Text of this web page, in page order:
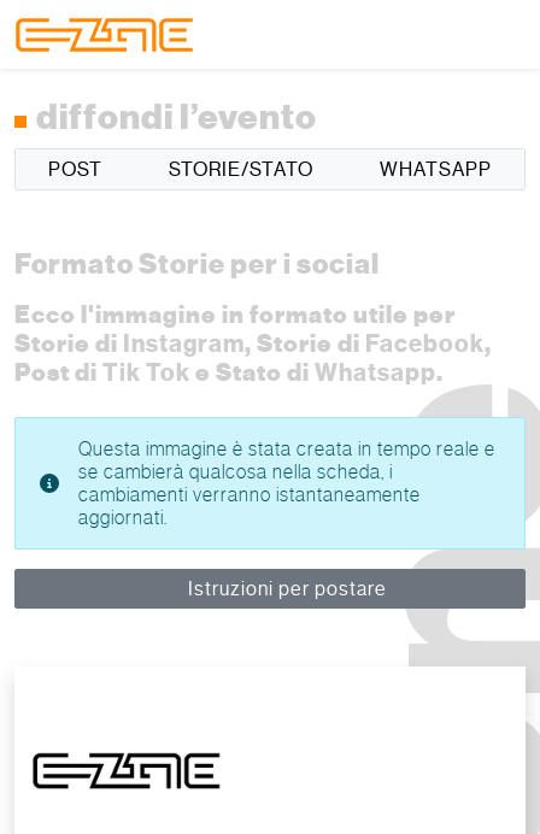
diffondi l’evento
POST STORIE/STATO WHATSAPP
Formato Storie per i social
Ecco l'immagine in formato utile per
Storie di Instagram, Storie di Facebook,
Post di Tik Tok e Stato di Whatsapp.
Questa immagine è stata creata in tempo reale e
se cambierà qualcosa nella scheda, i
cambiamenti verranno istantaneamente
aggiornati.
Istruzioni per postare